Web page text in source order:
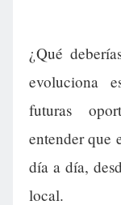
¿Qué
evoluciona
futuras
entender que
día a día,
local.